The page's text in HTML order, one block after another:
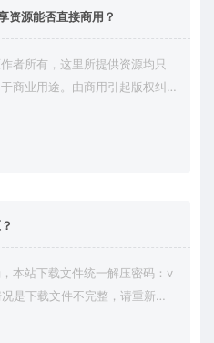
资源能否直接商用？
者所有，这里所提供资源均只
商业用途。由商用引起版权纠
本站下载文件统一解压密码：v
是下载文件不完整，请重新下